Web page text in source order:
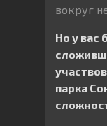
вокруг
Но у вас
парка